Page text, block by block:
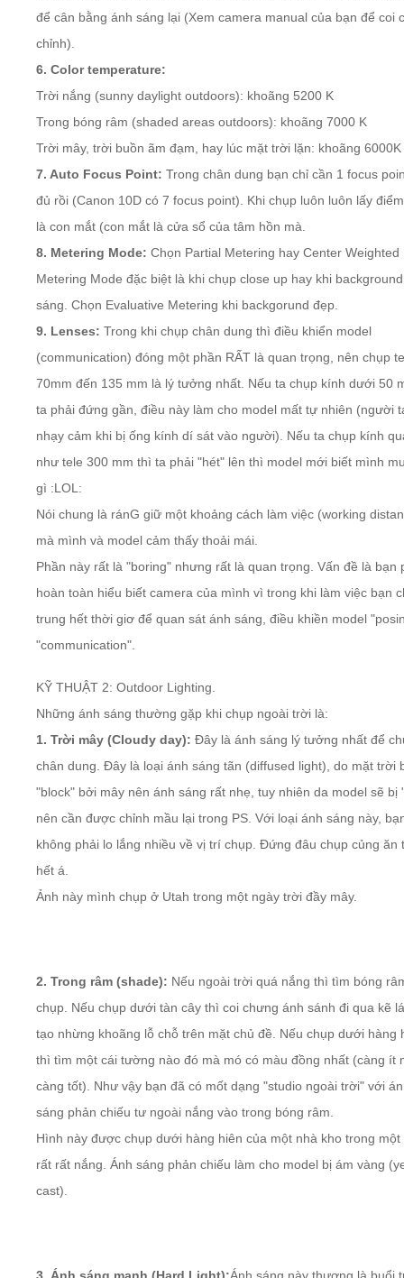
để cân bằng ánh sáng lại (Xem camera manual của bạn để coi
chỉnh).
6. Color temperature:
Trời nắng (sunny daylight outdoors): khoãng 5200 K
Trong bóng râm (shaded areas outdoors): khoãng 7000 K
Trời mây, trời buồn ãm đạm, hay lúc mặt trời lặn: khoãng 6000K
7. Auto Focus Point: Trong chân dung bạn chỉ cần 1 focus
đủ rồi (Canon 10D có 7 focus point). Khi chụp luôn luôn lấy
là con mắt (con mắt là cửa sổ của tâm hồn mà.
8. Metering Mode: Chọn Partial Metering hay Center Weighted
Metering Mode đặc biệt là khi chụp close up hay khi
sáng. Chọn Evaluative Metering khi backgorund đẹp.
9. Lenses: Trong khi chụp chân dung thì điều khiển model
(communication) đóng một phần RẤT là quan trọng, nên chụp
70mm đến 135 mm là lý tưởng nhất. Nếu ta chụp kính dưới 50
ta phải đứng gần, điều này làm cho model mất tự nhiên (người
nhạy cảm khi bị ống kính dí sát vào người). Nếu ta chụp kính
như tele 300 mm thì ta phải "hét" lên thì model mới biết mình
gì :LOL:
Nói chung là ránG giữ một khoảng cách làm việc (working
mà mình và model cảm thấy thoải mái.
Phần này rất là "boring" nhưng rất là quan trọng. Vấn đề là bạn
hoàn toàn hiểu biết camera của mình vì trong khi làm việc bạn
trung hết thời giơ để quan sát ánh sáng, điều khiền model
"communication".
KỸ THUẬT 2: Outdoor Lighting.
Những ánh sáng thường gặp khi chụp ngoài trời là:
1. Trời mây (Cloudy day): Đây là ánh sáng lý tưởng nhất để
chân dung. Đây là loại ánh sáng tãn (diffused light), do mặt trời
"block" bởi mây nên ánh sáng rất nhẹ, tuy nhiên da model sẽ bị
nên cần được chỉnh mầu lại trong PS. Với loại ánh sáng này,
không phải lo lắng nhiều về vị trí chụp. Đứng đâu chụp củng ăn
hết á.
Ảnh này mình chụp ở Utah trong một ngày trời đầy mây.
2. Trong râm (shade): Nếu ngoài trời quá nắng thì tìm bóng
chụp. Nếu chụp dưới tàn cây thì coi chưng ánh sánh đi qua kẽ
tạo nhừng khoãng lỗ chỗ trên mặt chủ đề. Nếu chụp dưới hàng
thì tìm một cái tường nào đó mà mó có màu đồng nhất (càng ít
càng tốt). Như vậy bạn đã có mốt dạng "studio ngoài trời" với
sáng phản chiếu tư ngoài nắng vào trong bóng râm.
Hình này được chụp dưới hàng hiên của một nhà kho trong một
rất rất nắng. Ánh sáng phản chiếu làm cho model bị ám vàng
cast).